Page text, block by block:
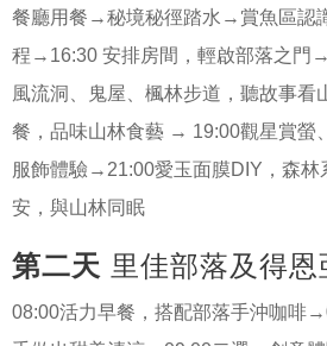
餐廳用餐→秘境秘徑踏水→賞魚區
程→16:30 安排房間，輕啟部落之門
風流洞、鬼屋、楓林步道，聽故事
餐，品味山林食藝 → 19:00觀星賞螢
服飾體驗→21:00愛玉面膜DIY，森
安，與山林同眠
第二天 里佳部落及得恩
08:00活力早餐，搭配部落手沖咖啡